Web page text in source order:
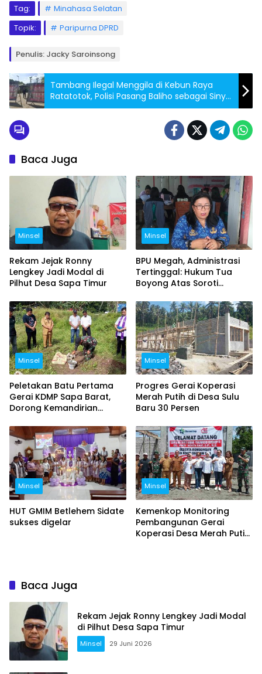
Tag:
Minahasa Selatan
Topik:
Paripurna DPRD
Penulis: Jacky Saroinsong
Tambang Ilegal Menggila di Kebun Raya
Ratatotok, Polisi Pasang Baliho sebagai Sinyal
Peringatan
Baca Juga
Minsel
Rekam Jejak Ronny
Lengkey Jadi Modal di
Pilhut Desa Sapa Timur
Minsel
BPU Megah, Administrasi
Tertinggal: Hukum Tua
Boyong Atas Soroti
Sebelumnya
Minsel
Peletakan Batu Pertama
Gerai KDMP Sapa Barat,
Dorong Kemandirian
Minsel
Progres Gerai Koperasi
Merah Putih di Desa Sulu
Baru 30 Persen
Minsel
HUT GMIM Betlehem Sidate
sukses digelar
Minsel
Kemenkop Monitoring
Pembangunan Gerai
Koperasi Desa Merah Putih
Baca Juga
Rekam Jejak Ronny Lengkey Jadi Modal
di Pilhut Desa Sapa Timur
Minsel 29 Juni 2026